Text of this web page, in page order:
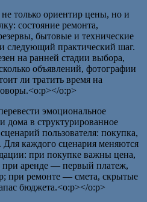
только ориентир цены, но и
состояние ремонта,
бытовые и технические
следующий практический шаг.
на ранней стадии выбора,
объявлений, фотографии
ли тратить время на
o:p>
эмоциональное
дома в структурированное
пользователя: покупка,
каждого сценария меняются
при покупке важны цена,
при аренде — первый платеж,
при ремонте — смета, скрытые
бюджета.<o:p></o:p>